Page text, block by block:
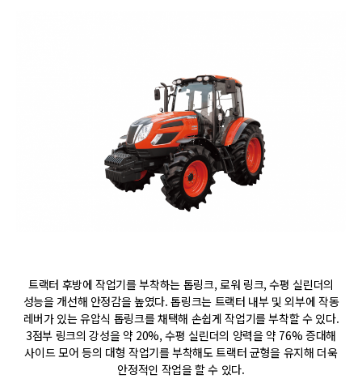
트랙터 후방에 작업기를 부착하는 톱링크, 로워 링크, 수평 실린더의
성능을 개선해 안정감을 높였다. 톱링크는 트랙터 내부 및 외부에 작동
레버가 있는 유압식 톱링크를 채택해 손쉽게 작업기를 부착할 수 있다.
3점부 링크의 강성을 약 20%, 수평 실린더의 양력을 약 76% 증대해
사이드 모어 등의 대형 작업기를 부착해도 트랙터 균형을 유지해 더욱
안정적인 작업을 할 수 있다.